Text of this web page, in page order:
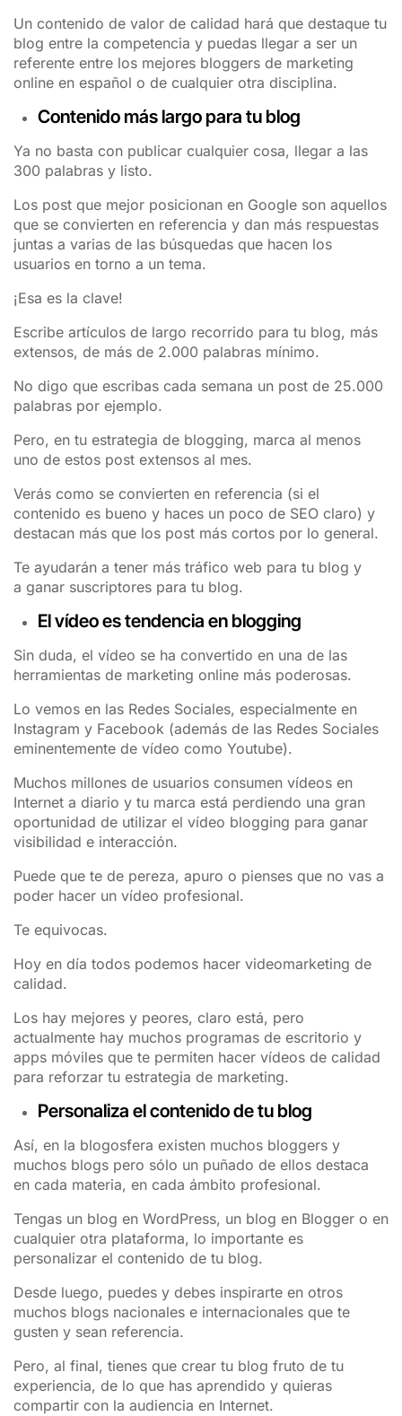
Un contenido de valor de calidad hará que destaque tu
blog entre la competencia y puedas llegar a ser un
referente entre los mejores bloggers de marketing
online en español o de cualquier otra disciplina.
Contenido más largo para tu blog
Ya no basta con publicar cualquier cosa, llegar a las
300 palabras y listo.
Los post que mejor posicionan en Google son aquellos
que se convierten en referencia y dan más respuestas
juntas a varias de las búsquedas que hacen los
usuarios en torno a un tema.
¡Esa es la clave!
Escribe artículos de largo recorrido para tu blog, más
extensos, de más de 2.000 palabras mínimo.
No digo que escribas cada semana un post de 25.000
palabras por ejemplo.
Pero, en tu estrategia de blogging, marca al menos
uno de estos post extensos al mes.
Verás como se convierten en referencia (si el
contenido es bueno y haces un poco de SEO claro) y
destacan más que los post más cortos por lo general.
Te ayudarán a tener más tráfico web para tu blog y
a ganar suscriptores para tu blog.
El vídeo es tendencia en blogging
Sin duda, el vídeo se ha convertido en una de las
herramientas de marketing online más poderosas.
Lo vemos en las Redes Sociales, especialmente en
Instagram y Facebook (además de las Redes Sociales
eminentemente de vídeo como Youtube).
Muchos millones de usuarios consumen vídeos en
Internet a diario y tu marca está perdiendo una gran
oportunidad de utilizar el vídeo blogging para ganar
visibilidad e interacción.
Puede que te de pereza, apuro o pienses que no vas a
poder hacer un vídeo profesional.
Te equivocas.
Hoy en día todos podemos hacer videomarketing de
calidad.
Los hay mejores y peores, claro está, pero
actualmente hay muchos programas de escritorio y
apps móviles que te permiten hacer vídeos de calidad
para reforzar tu estrategia de marketing.
Personaliza el contenido de tu blog
Así, en la blogosfera existen muchos bloggers y
muchos blogs pero sólo un puñado de ellos destaca
en cada materia, en cada ámbito profesional.
Tengas un blog en WordPress, un blog en Blogger o en
cualquier otra plataforma, lo importante es
personalizar el contenido de tu blog.
Desde luego, puedes y debes inspirarte en otros
muchos blogs nacionales e internacionales que te
gusten y sean referencia.
Pero, al final, tienes que crear tu blog fruto de tu
experiencia, de lo que has aprendido y quieras
compartir con la audiencia en Internet.